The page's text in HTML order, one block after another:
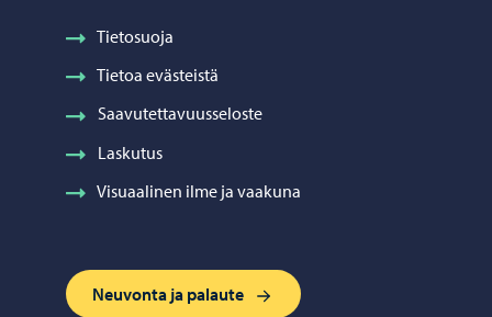
Tietosuoja
Tietoa evästeistä
Saavutettavuusseloste
Laskutus
Visuaalinen ilme ja vaakuna
Neuvonta ja palaute